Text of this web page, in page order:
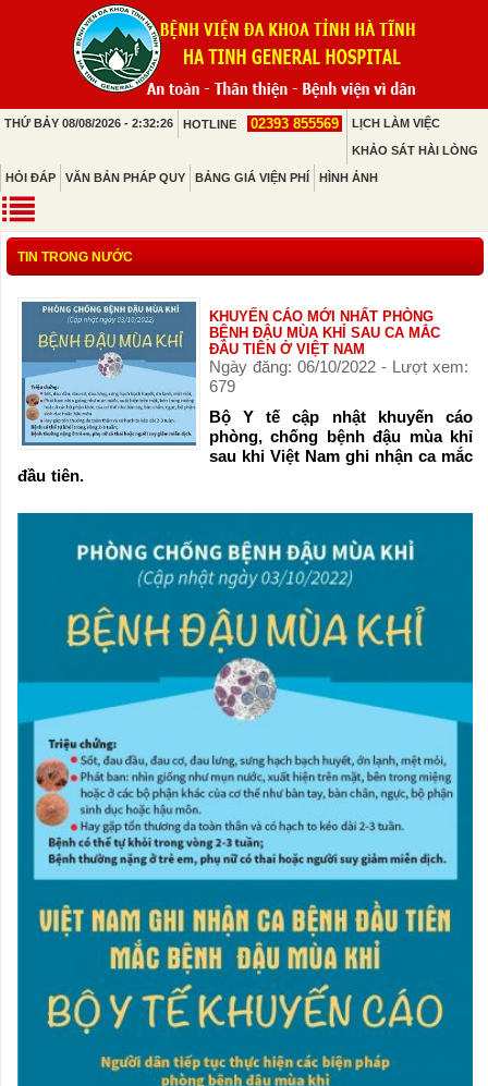
THỨ BẢY 08/08/2026 - 2:32:26 HOTLINE 02393 855569 LỊCH LÀM VIỆC
KHẢO SÁT HÀI LÒNG
HỎI ĐÁP VĂN BẢN PHÁP QUY BẢNG GIÁ VIỆN PHÍ HÌNH ẢNH
TIN TRONG NƯỚC
KHUYẾN CÁO MỚI NHẤT PHÒNG
BỆNH ĐẬU MÙA KHỈ SAU CA MẮC
ĐẦU TIÊN Ở VIỆT NAM
Ngày đăng: 06/10/2022 - Lượt xem:
679
Bộ Y tế cập nhật khuyến cáo
phòng, chống bệnh đậu mùa khỉ
sau khi Việt Nam ghi nhận ca mắc
đầu tiên.